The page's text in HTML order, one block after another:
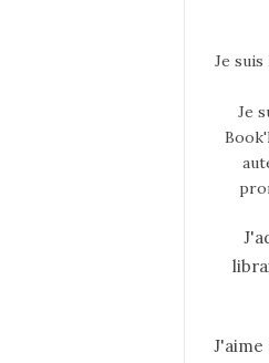
Je suis
Je
J'aime